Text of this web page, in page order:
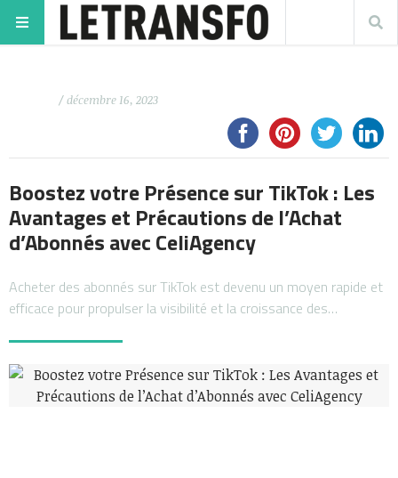
/ décembre 16, 2023
Boostez votre Présence sur TikTok : Les
Avantages et Précautions de l’Achat
d’Abonnés avec CeliAgency
Acheter des abonnés sur TikTok est devenu un moyen rapide et
efficace pour propulser la visibilité et la croissance des…